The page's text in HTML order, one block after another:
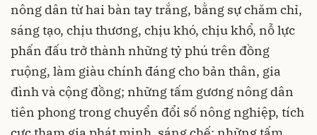
nông dân từ hai bàn tay trắng, bằng sự chăm chỉ,
sáng tạo, chịu thương, chịu khó, chịu khổ, nỗ lực
phấn đấu trở thành những tỷ phú trên đồng
ruộng, làm giàu chính đáng cho bản thân, gia
đình và cộng đồng; những tấm gương nông dân
tiên phong trong chuyển đổi số nông nghiệp, tích